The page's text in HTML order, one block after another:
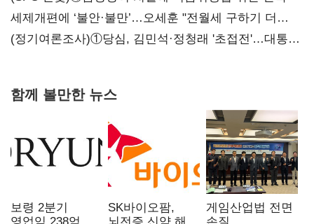
세제개편에 ‘불안·불만’…오세훈 "전월세 구하기 더
힘들어질 것"
(정기여론조사)①당심, 김민석·정청래 '초접전'…대통령
함께 볼만한 뉴스
보령 2분기
SK바이오팜,
게임산업법 전면